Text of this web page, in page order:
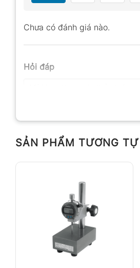
Chưa có đánh giá nào.
Hỏi đáp
SẢN PHẨM TƯƠNG TỰ